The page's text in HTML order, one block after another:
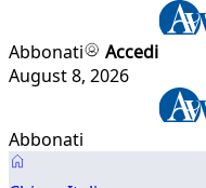
Abbonati
Accedi
August 8, 2026
Abbonati